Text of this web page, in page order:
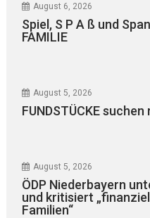
August 6, 2026
Spiel, S P A ß und
FAMILIE
August 5, 2026
FUNDSTÜCKE suchen
August 5, 2026
ÖDP Niederbayern
und kritisiert
Familien“